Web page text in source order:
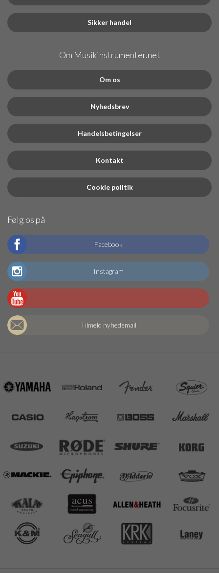
Sikker handel
Om Musikinstrumenter.net
Om os
Nyhedsbrev
Handelsbetingelser
Kontakt
Cookie politik
Følg os på
Facebook
Instagram
Tilmeld nyhedsmail